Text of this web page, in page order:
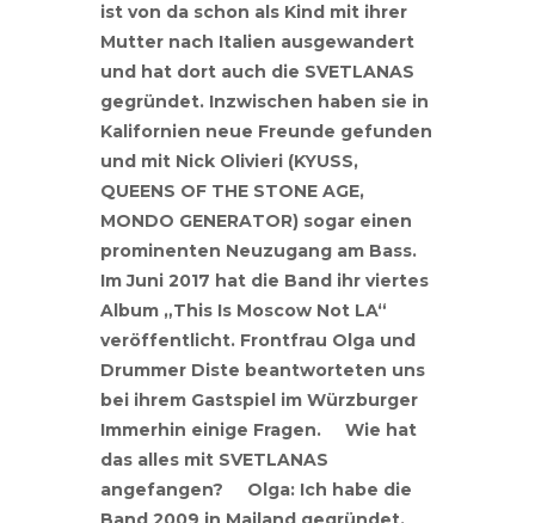
ist von da schon als Kind mit ihrer
Mutter nach Italien ausgewandert
und hat dort auch die SVETLANAS
gegründet. Inzwischen haben sie in
Kalifornien neue Freunde gefunden
und mit Nick Olivieri (KYUSS,
QUEENS OF THE STONE AGE,
MONDO GENERATOR) sogar einen
prominenten Neuzugang am Bass.
Im Juni 2017 hat die Band ihr viertes
Album „This Is Moscow Not LA“
veröffentlicht. Frontfrau Olga und
Drummer Diste beantworteten uns
bei ihrem Gastspiel im Würzburger
Immerhin einige Fragen. Wie hat
das alles mit SVETLANAS
angefangen? Olga: Ich habe die